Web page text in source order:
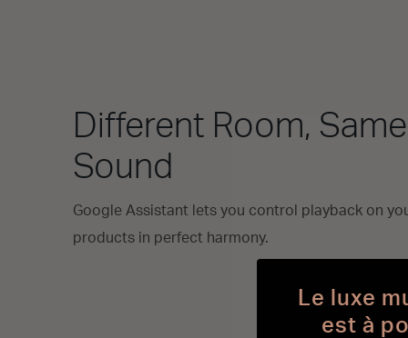
Different Room,
Sound
Google Assistant lets you control playback on
products in perfect harmony.
Le luxe
est à